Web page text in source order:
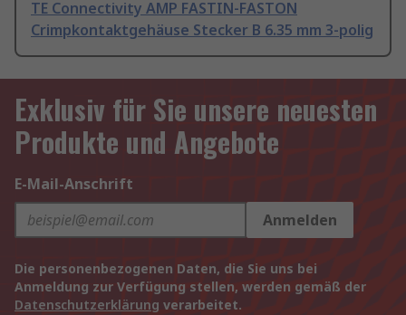
TE Connectivity AMP FASTIN-FASTON
Crimpkontaktgehäuse Stecker B 6.35 mm 3-polig
Exklusiv für Sie unsere neuesten
Produkte und Angebote
E-Mail-Anschrift
Anmelden
Die personenbezogenen Daten, die Sie uns bei
Anmeldung zur Verfügung stellen, werden gemäß der
Datenschutzerklärung verarbeitet.